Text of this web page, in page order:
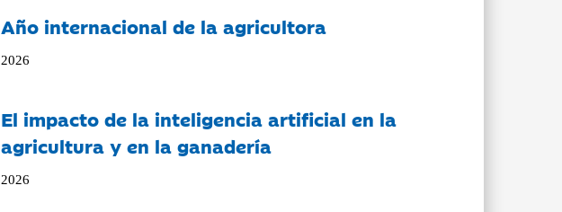
Año internacional de la agricultora
2026
El impacto de la inteligencia artificial en la
agricultura y en la ganadería
2026